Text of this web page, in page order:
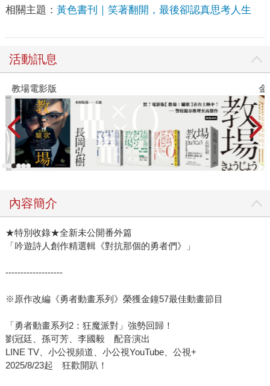
相關主題： 黃色書刊｜笑著翻開，最後卻認真思考人生
活動訊息
教場電影版 金
內容簡介
★特別收錄★全新未公開番外篇
「吟遊詩人創作精選輯《對抗那個的勇者們》」
-------------------
※原作改編《勇者動畫系列》榮獲金鐘57最佳動畫節目
「勇者動畫系列2：狂魔派對」強勢回歸！
劉冠廷、孫可芳、李國毅 配音演出
LINE TV、小公視頻道、小公視YouTube、公視+
2025/8/23起 狂歡開趴！